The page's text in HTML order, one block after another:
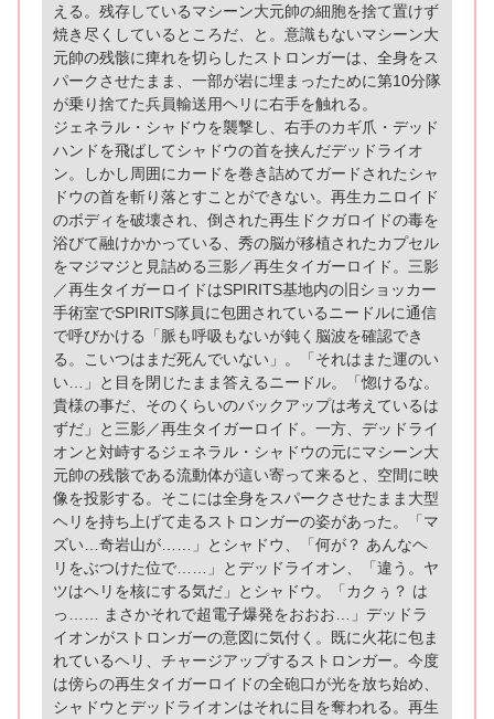
える。残存しているマシーン大元帥の細胞を捨て置けず
焼き尽くしているところだ、と。意識もないマシーン大
元帥の残骸に痺れを切らしたストロンガーは、全身をス
パークさせたまま、一部が岩に埋まったために第10分隊
が乗り捨てた兵員輸送用ヘリに右手を触れる。
ジェネラル・シャドウを襲撃し、右手のカギ爪・デッド
ハンドを飛ばしてシャドウの首を挟んだデッドライオ
ン。しかし周囲にカードを巻き詰めてガードされたシャ
ドウの首を斬り落とすことができない。再生カニロイド
のボディを破壊され、倒された再生ドクガロイドの毒を
浴びて融けかかっている、秀の脳が移植されたカプセル
をマジマジと見詰める三影／再生タイガーロイド。三影
／再生タイガーロイドはSPIRITS基地内の旧ショッカー
手術室でSPIRITS隊員に包囲されているニードルに通信
で呼びかける「脈も呼吸もないが鈍く脳波を確認でき
る。こいつはまだ死んでいない」。「それはまた運のい
い…」と目を閉じたまま答えるニードル。「惚けるな。
貴様の事だ、そのくらいのバックアップは考えているは
ずだ」と三影／再生タイガーロイド。一方、デッドライ
オンと対峙するジェネラル・シャドウの元にマシーン大
元帥の残骸である流動体が這い寄って来ると、空間に映
像を投影する。そこには全身をスパークさせたまま大型
ヘリを持ち上げて走るストロンガーの姿があった。「マ
ズい…奇岩山が……」とシャドウ、「何が？ あんなヘ
リをぶつけた位で……」とデッドライオン、「違う。ヤ
ツはヘリを核にする気だ」とシャドウ。「カクぅ？ は
っ…… まさかそれで超電子爆発をおおお…」デッドラ
イオンがストロンガーの意図に気付く。既に火花に包ま
れているヘリ、チャージアップするストロンガー。今度
は傍らの再生タイガーロイドの全砲口が光を放ち始め、
シャドウとデッドライオンはそれに目を奪われる。再生